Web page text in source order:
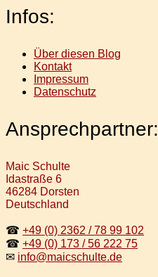
Infos:
Über diesen Blog
Kontakt
Impressum
Datenschutz
Ansprechpartner:
Maic Schulte
Idastraße 6
46284 Dorsten
Deutschland
☎ +49 (0) 2362 / 78 99 102
☎ +49 (0) 173 / 56 222 75
✉ info@maicschulte.de